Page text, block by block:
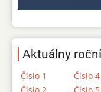
Aktuálny
Číslo 1
Číslo 4